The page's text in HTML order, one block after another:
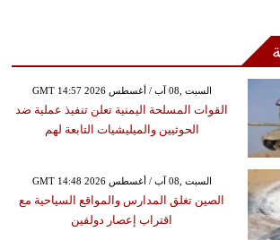
GMT 14:57 2026 السبت ,08 آب / أغسطس
القوات المسلحة اليمنية تعلن تنفيذ عملية ضد
الحوثيين والميليشيات التابعة لهم
GMT 14:48 2026 السبت ,08 آب / أغسطس
الصين تغلق المدارس والمواقع السياحية مع
اقتراب إعصار دولفين